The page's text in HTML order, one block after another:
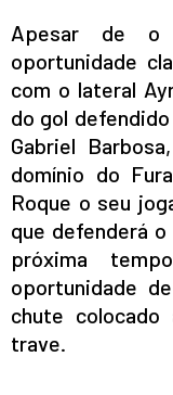
Apesar de o
oportunidade
com o lateral
do gol
Gabriel
domínio do
Roque o seu
que defenderá
próxima
oportunidade
chute
trave.